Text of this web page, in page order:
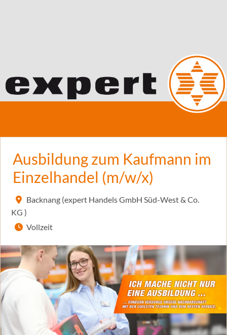
Ausbildung zum Kaufmann im
Einzelhandel (m/w/x)
Backnang (expert Handels GmbH Süd-West & Co.
KG )
Vollzeit